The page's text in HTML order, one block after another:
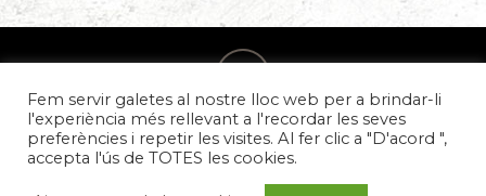
Fem servir galetes al nostre lloc web per a brindar-li
l'experiència més rellevant a l'recordar les seves
preferències i repetir les visites. Al fer clic a "D'acord ",
accepta l'ús de TOTES les cookies.